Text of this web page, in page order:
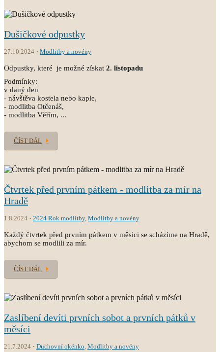
Dušičkové odpustky
27.10.2024 Modlitby a novény
Odpustky, které je možné získat 2. listopadu
Podmínky:
v daný den
- návštěva kostela nebo kaple,
- modlitba Otčenáš,
- modlitba Věřím, ...
ČÍST DÁL
Čtvrtek před prvním pátkem - modlitba za mír na
Hradě
1.8.2024 2024 Rok modlitby, Modlitby a novény
Každý čtvrtek před prvním pátkem v měsíci se scházíme na Hradě,
abychom se modlili za mír.
ČÍST DÁL
Zaslíbení devíti prvních sobot a prvních pátků v
měsíci
21.7.2024 Duchovní okénko, Modlitby a novény